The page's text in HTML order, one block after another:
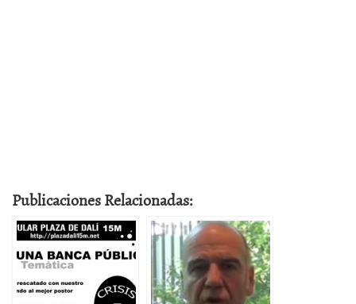
Publicaciones Relacionadas: